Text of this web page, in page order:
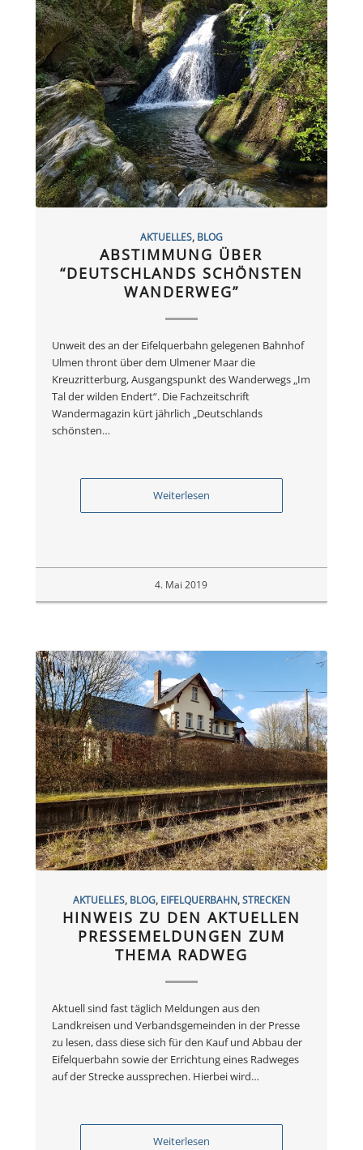
AKTUELLES, BLOG
ABSTIMMUNG ÜBER
“DEUTSCHLANDS SCHÖNSTEN
WANDERWEG”
Unweit des an der Eifelquerbahn gelegenen Bahnhof
Ulmen thront über dem Ulmener Maar die
Kreuzritterburg, Ausgangspunkt des Wanderwegs „Im
Tal der wilden Endert“. Die Fachzeitschrift
Wandermagazin kürt jährlich „Deutschlands
schönsten…
Weiterlesen
4. Mai 2019
AKTUELLES, BLOG, EIFELQUERBAHN,STRECKEN
HINWEIS ZU DEN AKTUELLEN
PRESSEMELDUNGEN ZUM
THEMA RADWEG
Aktuell sind fast täglich Meldungen aus den
Landkreisen und Verbandsgemeinden in der Presse
zu lesen, dass diese sich für den Kauf und Abbau der
Eifelquerbahn sowie der Errichtung eines Radweges
auf der Strecke aussprechen. Hierbei wird…
Weiterlesen